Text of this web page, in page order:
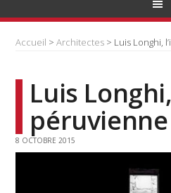
Accueil >Architectes > Luis Longhi,
Luis
péruvienne
8 OCTOBRE 2015